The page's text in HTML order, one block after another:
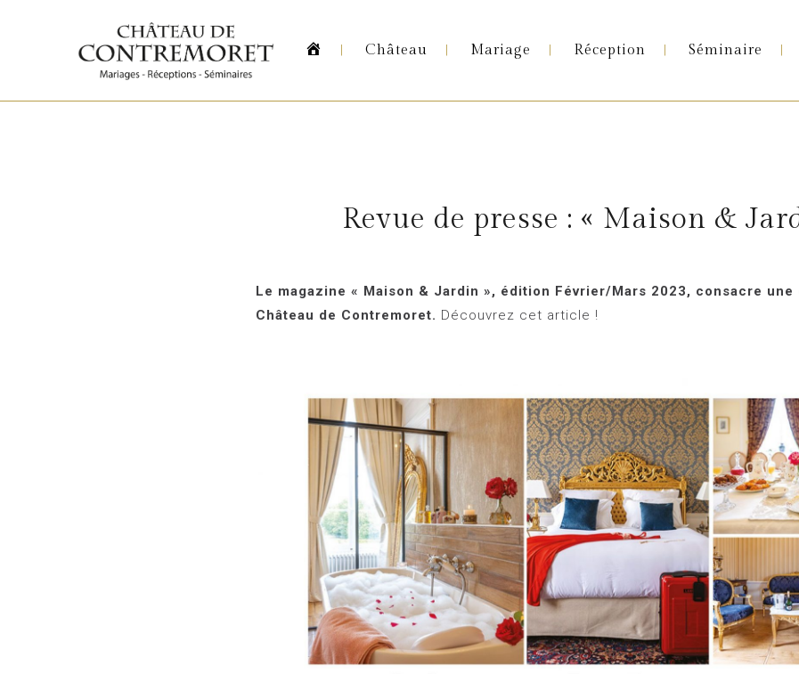
Homepage
Château Mariage Réception Séminaire
Revue de presse : « Maison &
Le magazine « Maison & Jardin », édition Février/Mars 2023, consacre une
Château de Contremoret. Découvrez cet article !